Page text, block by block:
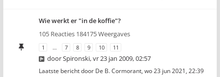
Wie werkt er "in de koffie"?
105 Reacties 184175 Weergaves
1 … 7 8 9 10 11
doorSpironski,vr 23 jan 2009, 02:57
Laatste bericht door De B. Cormorant, wo 23 jun 2021, 22:39